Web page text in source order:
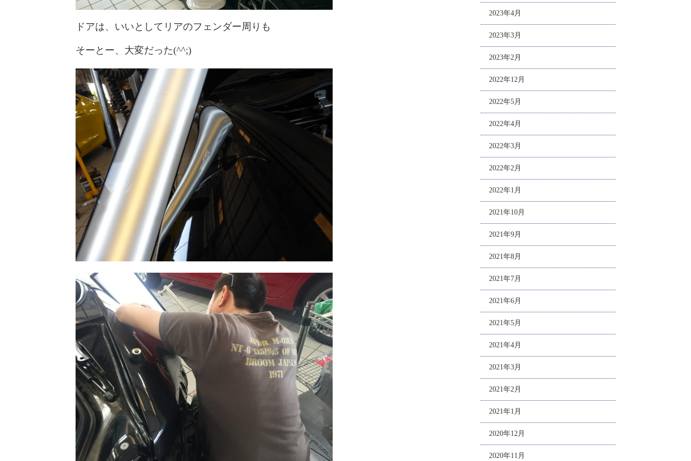
ドアは、いいとしてリアのフェンダー周りも
そーとー、大変だった(^^;)
2023年4月
2023年3月
2023年2月
2022年12月
2022年5月
2022年4月
2022年3月
2022年2月
2022年1月
2021年10月
2021年9月
2021年8月
2021年7月
2021年6月
2021年5月
2021年4月
2021年3月
2021年2月
2021年1月
2020年12月
2020年11月